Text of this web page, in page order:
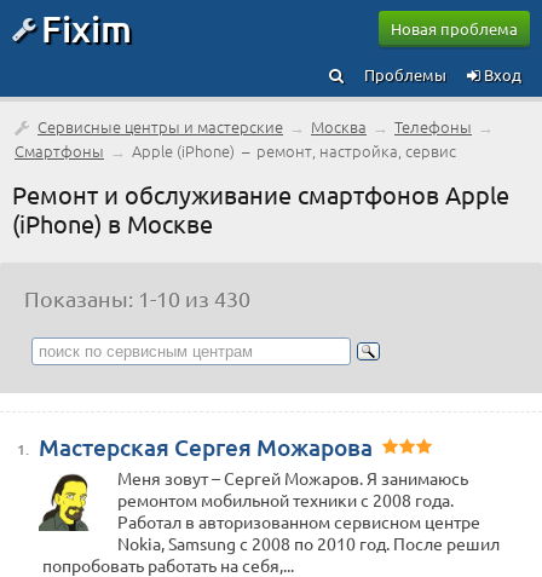
Fixim Новая проблема
Вход
Проблемы
Сервисные центры и мастерские → Москва → Телефоны →
Смартфоны → Apple (iPhone) – ремонт, настройка, сервис
Ремонт и обслуживание смартфонов Apple
(iPhone) в Москве
Показаны: 1-10 из 430
1. Мастерская Сергея Можарова
Меня зовут – Сергей Можаров. Я занимаюсь
ремонтом мобильной техники с 2008 года.
Работал в авторизованном сервисном центре
Nokia, Samsung c 2008 по 2010 год. После решил
попробовать работать на себя,...